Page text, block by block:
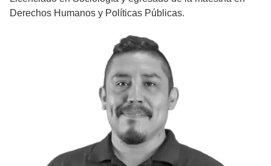
Derechos Humanos y Políticas Públicas.